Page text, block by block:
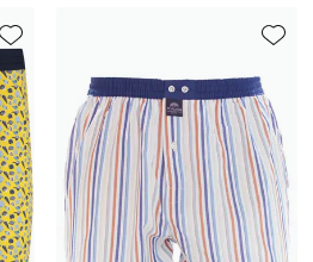
Toevoegen aan favorieten